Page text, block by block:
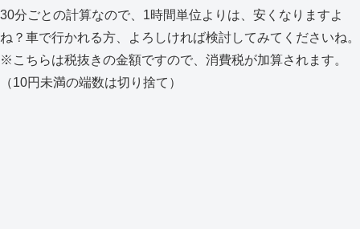
30分ごとの計算なので、1時間単位よりは、安くなりますよ
ね？車で行かれる方、よろしければ検討してみてくださいね。
※こちらは税抜きの金額ですので、消費税が加算されます。
（10円未満の端数は切り捨て）